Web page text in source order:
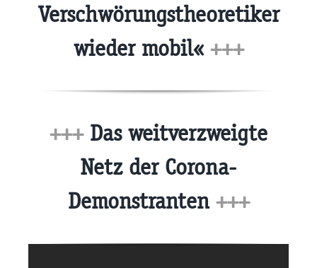
Verschwörungstheoretiker
wieder mobil« +++
+++Das weitverzweigte
Netz der Corona-
Demonstranten +++